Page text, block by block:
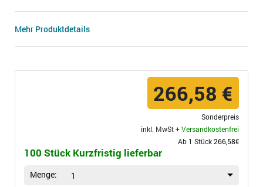
Mehr Produktdetails
266,58 €
Sonderpreis
inkl. MwSt +Versandkostenfrei
Ab 1 Stück266,58€
100 Stück Kurzfristig lieferbar
Menge: 1